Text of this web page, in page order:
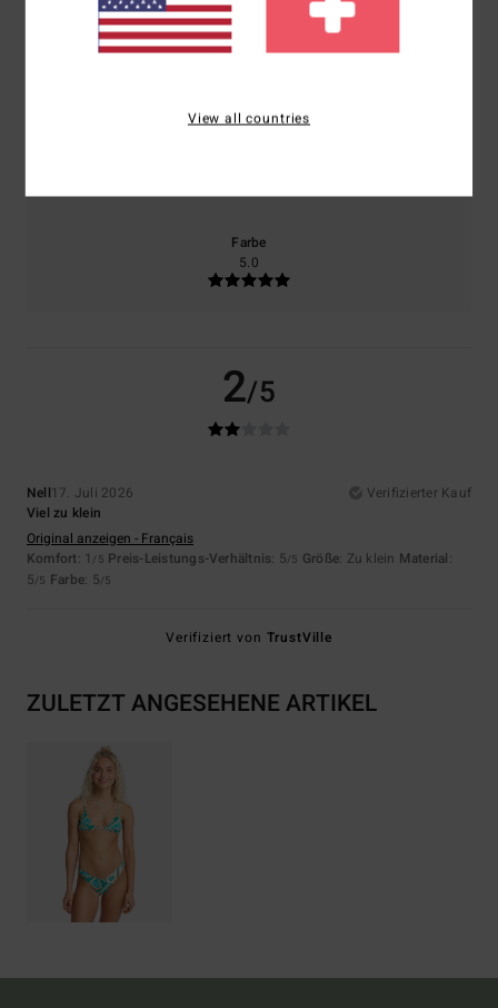
Komfort
Preis-Leistungs-Verhältnis
Farbe
5.0
2/5
Nell17. Juli 2026
Verifizierter Kauf
Viel zu klein
Original anzeigen - Français
Komfort: 1 /5 Preis-Leistungs-Verhältnis: 5/5 Größe: Zu klein Material:
5/5 Farbe: 5/5
Verifiziert von TrustVille
ZULETZT ANGESEHENE ARTIKEL
View all countries